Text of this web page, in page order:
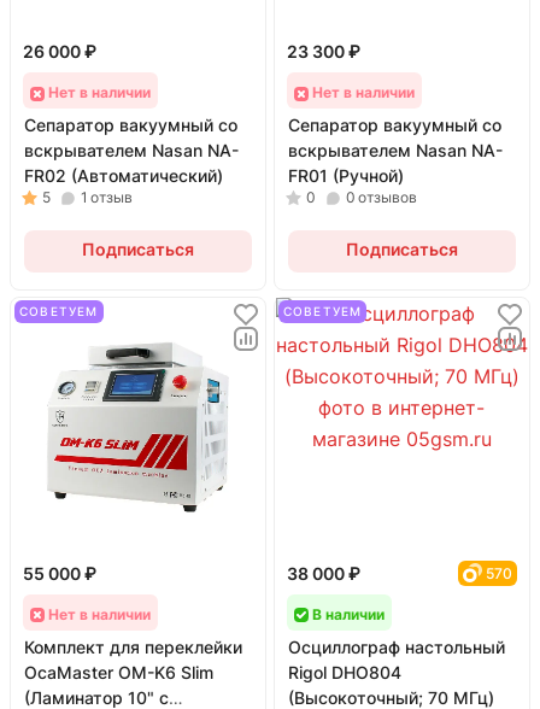
26 000 ₽
Нет в наличии
Сепаратор вакуумный со
вскрывателем Nasan NA-
FR02 (Автоматический)
5 1 отзыв
Подписаться
23 300 ₽
Нет в наличии
Сепаратор вакуумный со
вскрывателем Nasan NA-
FR01 (Ручной)
0 0 отзывов
Подписаться
СОВЕТУЕМ
55 000 ₽
Нет в наличии
Комплект для переклейки
OcaMaster OM-K6 Slim
(Ламинатор 10" с
СОВЕТУЕМ
38 000 ₽ 570
В наличии
Осциллограф настольный
Rigol DHO804
(Высокоточный; 70 МГц)